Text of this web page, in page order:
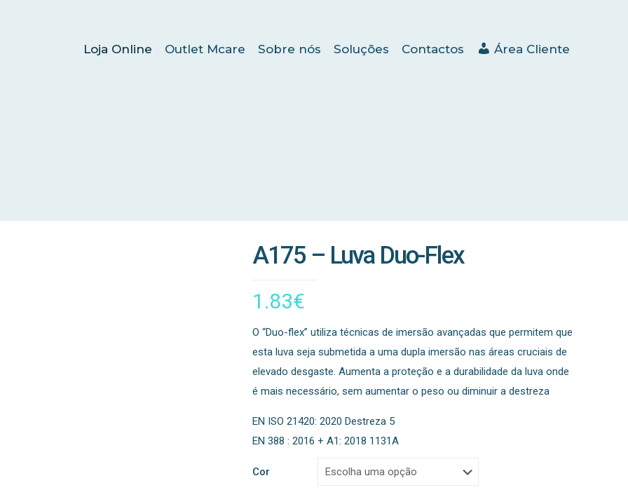
Loja Online Outlet Mcare Sobre nós Soluções Contactos Área Cliente
A175 – Luva Duo-Flex
1.83€
O “Duo-flex” utiliza técnicas de imersão avançadas que permitem que
esta luva seja submetida a uma dupla imersão nas áreas cruciais de
elevado desgaste. Aumenta a proteção e a durabilidade da luva onde
é mais necessário, sem aumentar o peso ou diminuir a destreza
EN ISO 21420: 2020 Destreza 5
EN 388 : 2016 + A1: 2018 1131A
Cor